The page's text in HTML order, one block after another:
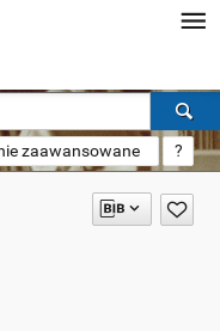
zaawansowane ?